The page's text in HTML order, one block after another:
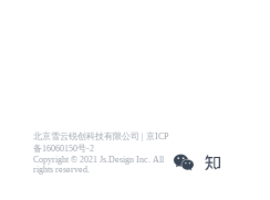
北京雪云锐创科技有限公司 | 京ICP
备16060150号-2
Copyright © 2021 Js.Design Inc. All
rights reserved.